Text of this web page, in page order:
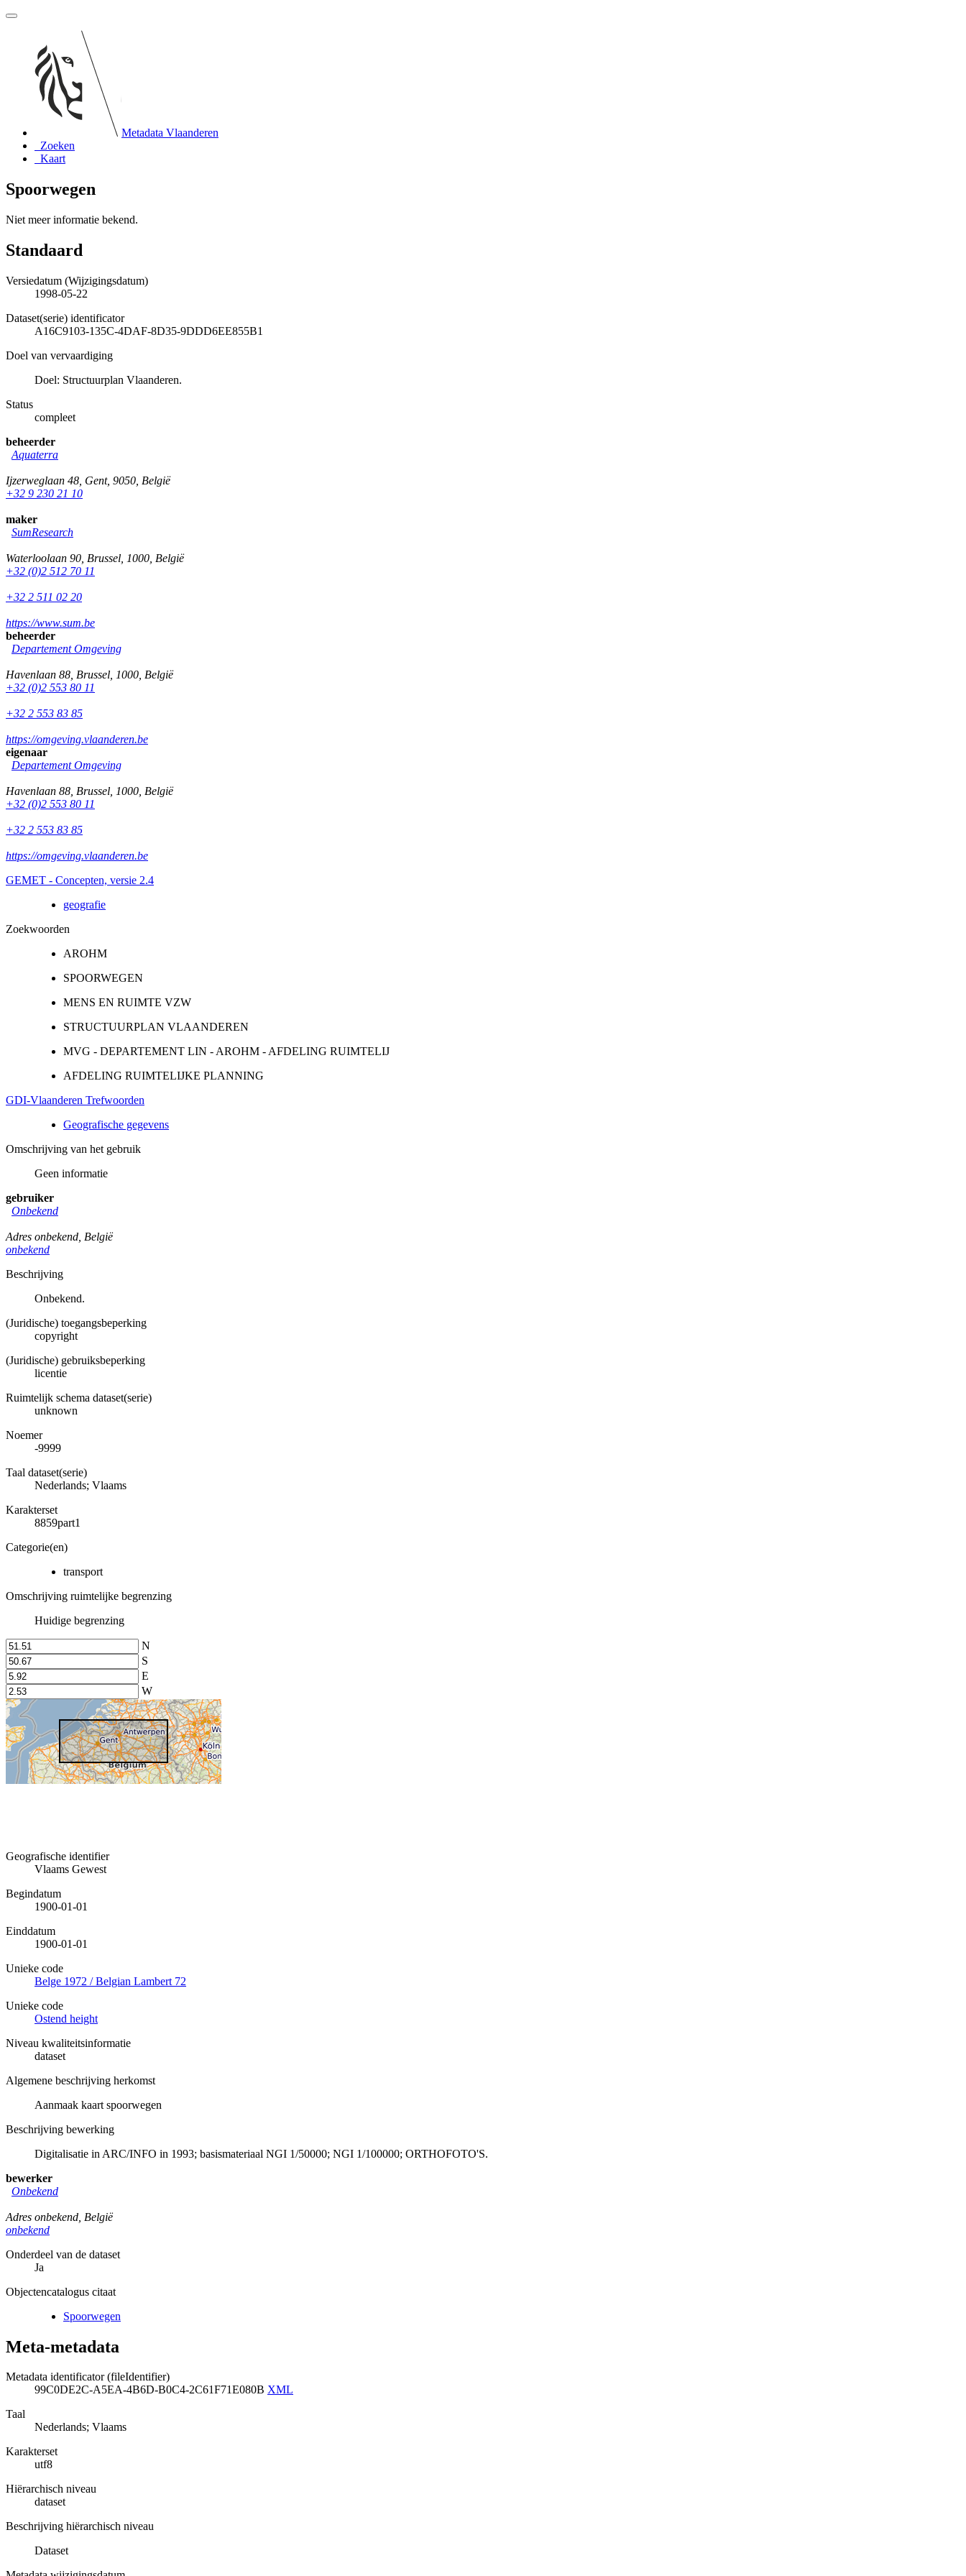
Metadata Vlaanderen
Zoeken
Kaart
Spoorwegen
Niet meer informatie bekend.
Standaard
Versiedatum (Wijzigingsdatum)
1998-05-22
Dataset(serie) identificator
A16C9103-135C-4DAF-8D35-9DDD6EE855B1
Doel van vervaardiging
Doel: Structuurplan Vlaanderen.
Status
compleet
beheerder
Aquaterra
Ijzerweglaan 48 Gent, 9050 België
+32 9 230 21 10
maker
SumResearch
Waterloolaan 90 Brussel 1000 België
+32 (0)2 512 70 11
+32 2 511 02 20
https://www.sum.be
beheerder
Departement Omgeving
Havenlaan 88 Brussel 1000 België
+32 (0)2 553 80 11
+32 2 553 83 85
https://omgeving.vlaanderen.be
eigenaar
Departement Omgeving
Havenlaan 88 Brussel 1000 België
+32 (0)2 553 80 11
+32 2 553 83 85
https://omgeving.vlaanderen.be
GEMET - Concepten, versie 2.4
geografie
Zoekwoorden
AROHM
SPOORWEGEN
MENS EN RUIMTE VZW
STRUCTUURPLAN VLAANDEREN
MVG - DEPARTEMENT LIN - AROHM - AFDELING RUIMTELIJ
AFDELING RUIMTELIJKE PLANNING
GDI-Vlaanderen Trefwoorden
Geografische gegevens
Omschrijving van het gebruik
Geen informatie
gebruiker
Onbekend
Adres onbekend België
onbekend
Beschrijving
Onbekend.
(Juridische) toegangsbeperking
copyright
(Juridische) gebruiksbeperking
licentie
Ruimtelijk schema dataset(serie)
unknown
Noemer
-9999
Taal dataset(serie)
Nederlands; Vlaams
Karakterset
8859part1
Categorie(en)
transport
Omschrijving ruimtelijke begrenzing
Huidige begrenzing
N
S
E
W
Geografische identifier
Vlaams Gewest
Begindatum
1900-01-01
Einddatum
1900-01-01
Unieke code
Belge 1972 / Belgian Lambert 72
Unieke code
Ostend height
Niveau kwaliteitsinformatie
dataset
Algemene beschrijving herkomst
Aanmaak kaart spoorwegen
Beschrijving bewerking
Digitalisatie in ARC/INFO in 1993; basismateriaal NGI 1/50000; NGI 1/100000; ORTHOFOTO'S.
bewerker
Onbekend
Adres onbekend België
onbekend
Onderdeel van de dataset
Ja
Objectencatalogus citaat
Spoorwegen
Meta-metadata
Metadata identificator (fileIdentifier)
99C0DE2C-A5EA-4B6D-B0C4-2C61F71E080B XML
Taal
Nederlands; Vlaams
Karakterset
utf8
Hiërarchisch niveau
dataset
Beschrijving hiërarchisch niveau
Dataset